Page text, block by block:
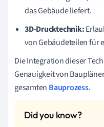
das Gebäude liefert.
3D-Drucktechnik:
von Gebäudeteilen für
Die Integration dieser
Genauigkeit von
gesamten Bauprozess.